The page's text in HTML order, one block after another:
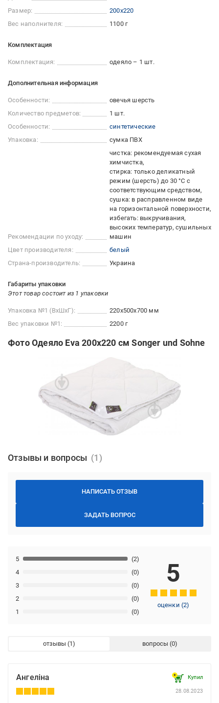
Размер:
200x220
Вес наполнителя:
1100 г
Комплектация
Комплектация: одеяло – 1 шт.
Дополнительная информация
Особенности:
овечья шерсть
Количество предметов:
1 шт.
Особенности:
синтетические
Упаковка:
сумка ПВХ
Рекомендации по уходу:
чистка: рекомендуемая сухая
химчистка
стирка: только деликатный
режим (шерсть) до 30 °C с
соответствующим средством
сушка: в расправленном виде
на горизонтальной поверхности
избегать: выкручивания,
высоких температур, сушильных
машин
Цвет производителя:
белый
Страна-производитель:
Украина
Габариты упаковки
Этот товар состоит из 1 упаковки
Упаковка №1 (ВхШхГ):
220x500x700 мм
Вес упаковки №1:
2200 г
Фото Одеяло Eva 200x220 см Songer und Sohne
Отзывы и вопросы
НАПИСАТЬ ОТЗЫВ
ЗАДАТЬ ВОПРОС
1 (0)
2 (0)
3 (0)
4 (0)
5 (2)
5
оценки(2)
отзывы вопросы
Ангеліна Купил
28.08.2023